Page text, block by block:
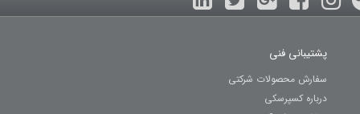
پشتیبانی فنی
سفارش محصولات شرکتی
درباره کسپرسکی